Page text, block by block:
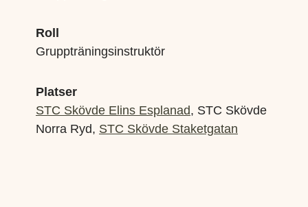
Roll
Gruppträningsinstruktör
Platser
STC Skövde Elins Esplanad, STC Skövde
Norra Ryd, STC Skövde Staketgatan